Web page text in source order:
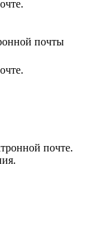
почты
почте.